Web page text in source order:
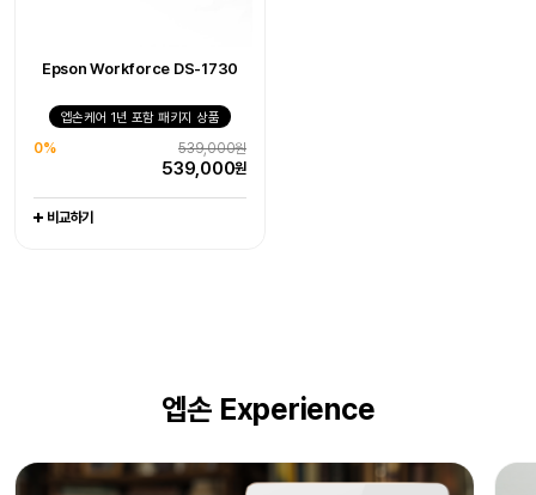
Epson Workforce DS-1730
엡손케어 1년 포함 패키지 상품
539,000원
0%
539,000원
비교하기
엡손케어 1년 포함 패키지 상품
405,000원
비교하기
엡손 Experience